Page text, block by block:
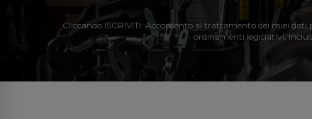
Cliccando ISCRIVITI: Acconsento al trattamento dei miei
ordinamenti legislativi,